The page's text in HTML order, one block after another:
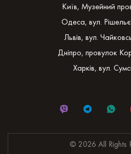
Київ, Музейний
Одеса, вул.
Львів, вул.
Дніпро, провулок
Харків, вул.
© 2026 All Rights